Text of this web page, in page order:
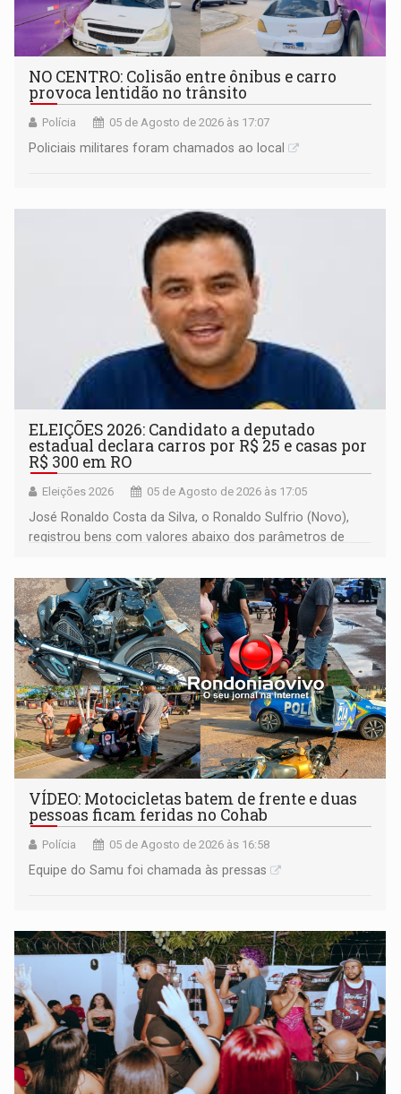
NO CENTRO: Colisão entre ônibus e carro
provoca lentidão no trânsito
Polícia 05 de Agosto de 2026 às 17:07
Policiais militares foram chamados ao local
ELEIÇÕES 2026: Candidato a deputado
estadual declara carros por R$ 25 e casas por
R$ 300 em RO
Eleições 2026 05 de Agosto de 2026 às 17:05
José Ronaldo Costa da Silva, o Ronaldo Sulfrio (Novo),
registrou bens com valores abaixo dos parâmetros de
milhões
VÍDEO: Motocicletas batem de frente e duas
pessoas ficam feridas no Cohab
Polícia 05 de Agosto de 2026 às 16:58
Equipe do Samu foi chamada às pressas